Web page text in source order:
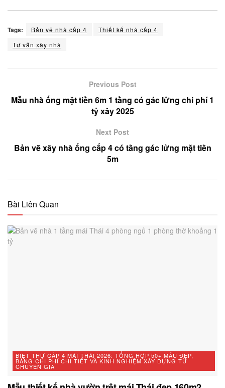
Tags: Bản vẽ nhà cấp 4
Thiết kế nhà cấp 4
Tư vấn xây nhà
Previous Post
Mẫu nhà ống mặt tiền 6m 1 tầng có gác lửng chi phí 1
tỷ xây 2025
Next Post
Bản vẽ xây nhà ống cấp 4 có tầng gác lửng mặt tiền
5m
Bài Liên Quan
BIỆT THỰ CẤP 4 MÁI THÁI 2026: TỔNG HỢP 50+ MẪU ĐẸP,
BẢNG CHI PHÍ CHI TIẾT VÀ KINH NGHIỆM XÂY DỰNG TỪ
CHUYÊN GIA